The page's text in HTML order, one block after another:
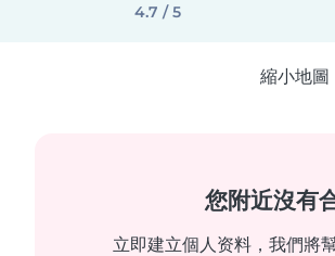
4.7 / 5
縮小地圖
您附近沒有
立即建立個人资料，我們將